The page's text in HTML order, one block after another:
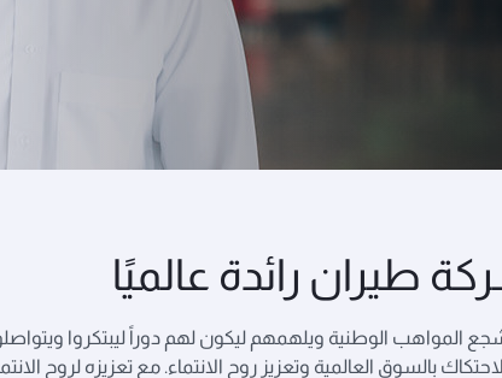
طيران رائدة عالميًا
المواهب الوطنية ويلهمهم ليكون لهم دوراً ليبتكروا
بالسوق العالمية وتعزيز روح الانتماء. مع تعزيزه لروح